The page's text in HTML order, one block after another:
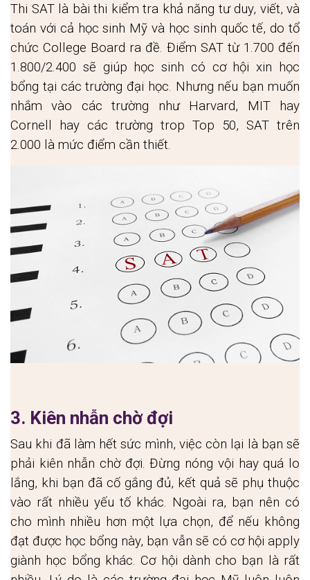
Thi SAT là bài thi kiểm tra khả năng tư duy, viết, và
toán với cả học sinh Mỹ và học sinh quốc tế, do tổ
chức College Board ra đề. Điểm SAT từ 1.700 đến
1.800/2.400 sẽ giúp học sinh có cơ hội xin học
bổng tại các trường đại học. Nhưng nếu bạn muốn
nhắm vào các trường như Harvard, MIT hay
Cornell hay các trường trop Top 50, SAT trên
2.000 là mức điểm cần thiết.
3. Kiên nhẫn chờ đợi
Sau khi đã làm hết sức mình, việc còn lại là bạn sẽ
phải kiên nhẫn chờ đợi. Đừng nóng vội hay quá lo
lắng, khi bạn đã cố gắng đủ, kết quả sẽ phụ thuộc
vào rất nhiều yếu tố khác. Ngoài ra, bạn nên có
cho mình nhiều hơn một lựa chọn, để nếu không
đạt được học bổng này, bạn vẫn sẽ có cơ hội apply
giành học bổng khác. Cơ hội dành cho bạn là rất